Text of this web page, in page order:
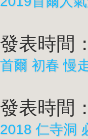
發表時間
首爾 初春 慢
發表時間
2018 仁寺洞